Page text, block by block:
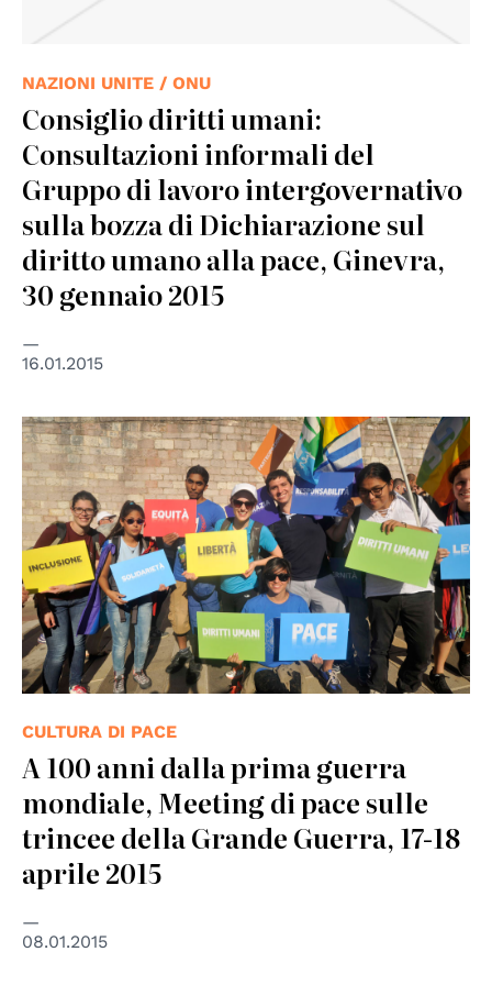
NAZIONI UNITE / ONU
Consiglio diritti umani:
Consultazioni informali del
Gruppo di lavoro intergovernativo
sulla bozza di Dichiarazione sul
diritto umano alla pace, Ginevra,
30 gennaio 2015
16.01.2015
CULTURA DI PACE
A 100 anni dalla prima guerra
mondiale, Meeting di pace sulle
trincee della Grande Guerra, 17-18
aprile 2015
08.01.2015